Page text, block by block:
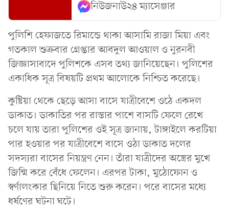
নিউজনাউ২৪ ম্যাসেঞ্জার
পুলিশি হেফাজতে রিমান্ডে থাকা আসামি রাজা মিয়া এবং
গতকাল শুক্রবার গ্রেপ্তার আবদুল আওয়াল ও নুরনবী
জিজ্ঞাসাবাদে পুলিশকে এসব তথ্য জানিয়েছেন। পুলিশের
একাধিক সূত্র বিষয়টি প্রথম আলোকে নিশ্চিত করেছে।
কুষ্টিয়া থেকে ছেড়ে আসা বাসে যাত্রীবেশে ওঠে একদল
ডাকাত। ডাকাতির পর রাস্তার পাশে বাসটি ফেলে রেখে
চলে যায় তারা পুলিশের ওই সূত্র জানায়, টাঙ্গাইলে করটিয়া
পার হওয়ার পর যাত্রীবেশে বাসে ওঠা ডাকাত দলের
সদস্যরা বাসের নিয়ন্ত্রণ নেন। তাঁরা যাত্রীদের অস্ত্রের মুখে
জিম্মি করে বেঁধে ফেলেন। এরপর টাকা, মুঠোফোন ও
স্বর্ণালংকার ছিনিয়ে নিতে শুরু করেন। পরে বাসের মধ্যে
ধর্ষণের ঘটনা ঘটে।